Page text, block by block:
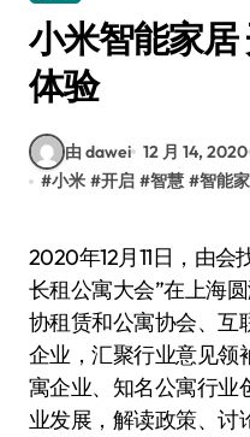
小米智能家居
体验
由 dawei 12 月 14, 2020
#小米 #开启 #智慧 #智能
2020年12月11日，由会找房&全房通举办的“2020年
长租公寓大会”在上海
协租赁和公寓协会、互
企业，汇聚行业意见领
寓企业、知名公寓行
业发展，解读政策、讨